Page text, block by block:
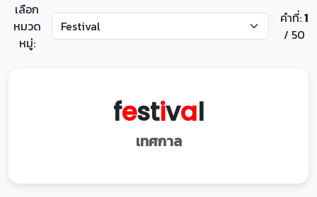
เลือก
หมวด
หมู่:
คำที่:1
/ 50
festival
เทศกาล